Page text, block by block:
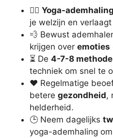
🧘‍♂️ Yoga-ademhaling
je welzijn en
💨 Bewust
krijgen over emoties
⏳ De 4-7-8 methode
techniek om snel te
❤️ Regelmatige
betere gezondheid,
helderheid.
🕒 Neem dagelijks
yoga-ademhaling